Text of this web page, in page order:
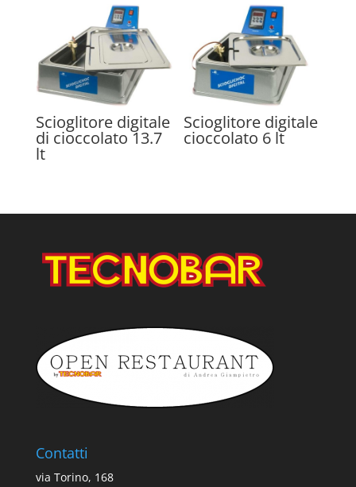
Scioglitore digitale
di cioccolato 13.7
lt
Scioglitore digitale
cioccolato 6 lt
Contatti
via Torino, 168